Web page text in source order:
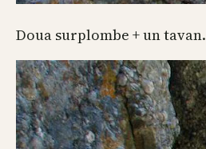
Doua surplombe + un tavan.